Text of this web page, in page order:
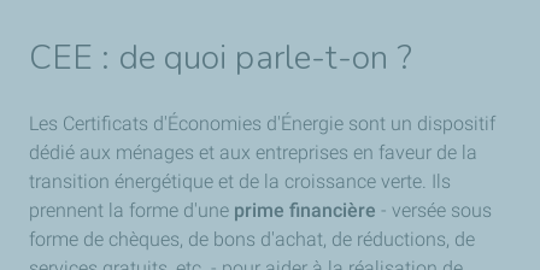
CEE : de quoi parle-t-on ?
Les Certificats d'Économies d'Énergie sont un dispositif
dédié aux ménages et aux entreprises en faveur de la
transition énergétique et de la croissance verte. Ils
prennent la forme d'une prime financière - versée sous
forme de chèques, de bons d'achat, de réductions, de